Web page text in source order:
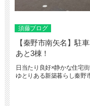
須藤ブログ
【秦野市南矢名】駐車
あと3棟！
日当たり良好×静かな住宅街
ゆとりある新築暮らし秦野